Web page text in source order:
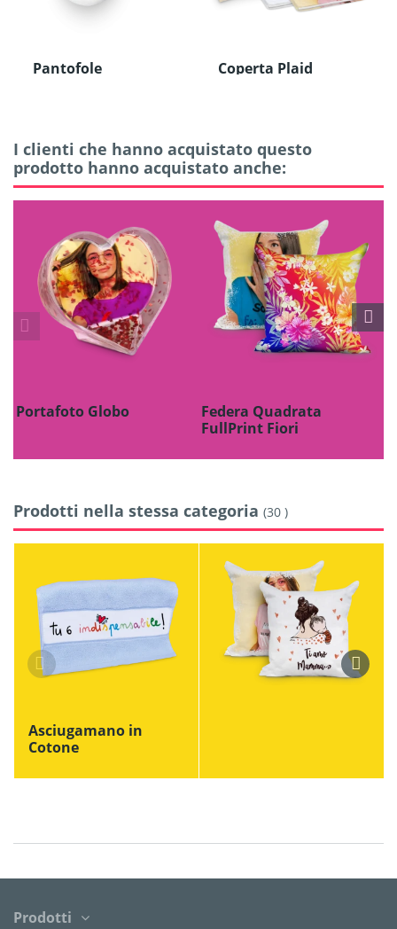
Pantofole
Coperta Plaid
I clienti che hanno acquistato questo
prodotto hanno acquistato anche:
Portafoto Globo
Federa Quadrata
FullPrint Fiori
Prodotti nella stessa categoria (30 )
Asciugamano in
Cotone
Prodotti